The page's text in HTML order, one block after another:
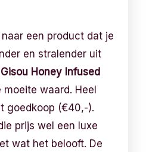
een product dat je
en stralender uit
Gisou Honey Infused
waard. Heel
goedkoop (€40,-).
prijs wel een luxe
wat het belooft. De